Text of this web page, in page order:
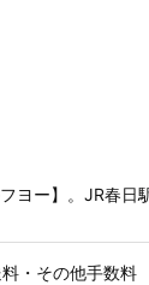
ヨー】。JR春
・その他手数料